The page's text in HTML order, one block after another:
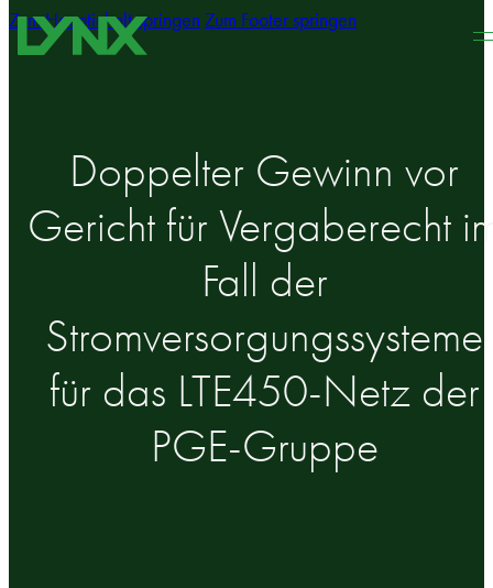
Zum Hauptinhalt springenZum Footer springen
Doppelter Gewinn vor
Gericht für Vergaberecht
Fall der
Stromversorgungssysteme
für das LTE450-Netz der
PGE-Gruppe